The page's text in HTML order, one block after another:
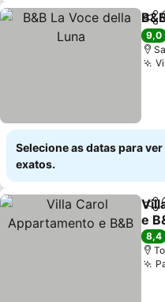
9,0
Selecione as datas para
exatos.
e
Ver
8,4